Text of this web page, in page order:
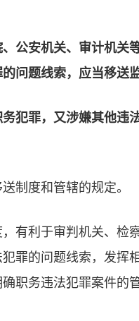
公安机关、审计机关
问题线索，应当移送
犯罪，又涉嫌其他违
制度和管辖的规定。
有利于审判机关、检
罪的问题线索，发挥
职务违法犯罪案件的